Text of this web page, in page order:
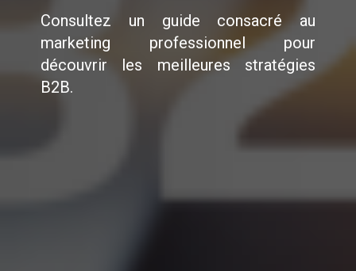
Consultez un guide consacré au
marketing professionnel pour
découvrir les meilleures stratégies
B2B.